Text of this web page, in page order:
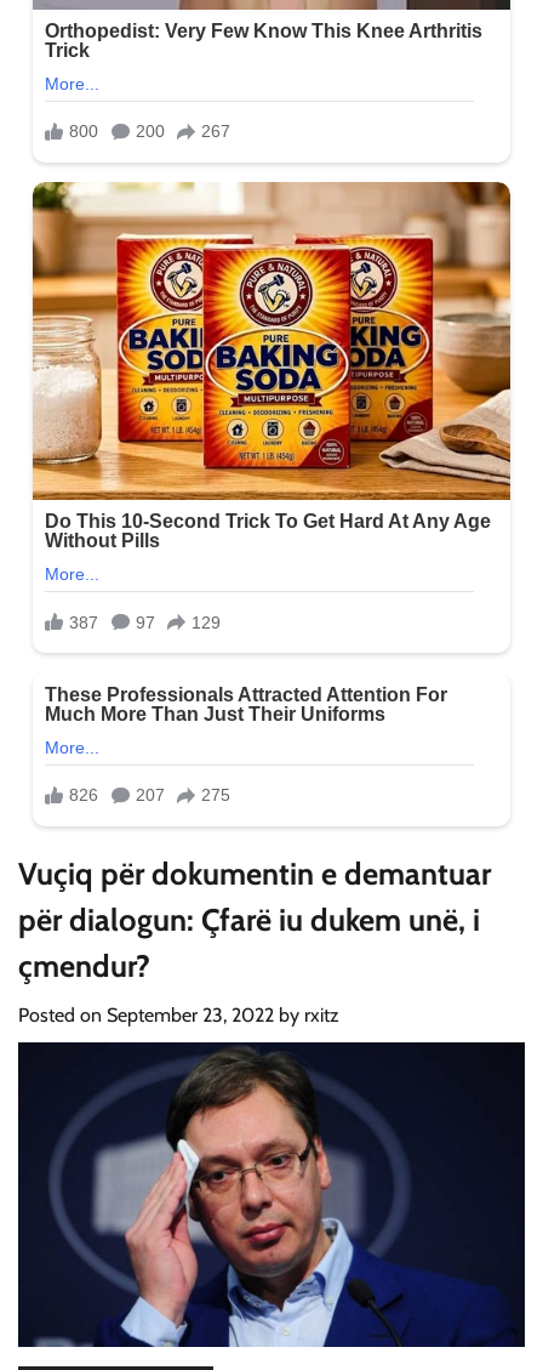
Vuçiq për dokumentin e demantuar
për dialogun: Çfarë iu dukem unë, i
çmendur?
Posted on September 23, 2022 by rxitz